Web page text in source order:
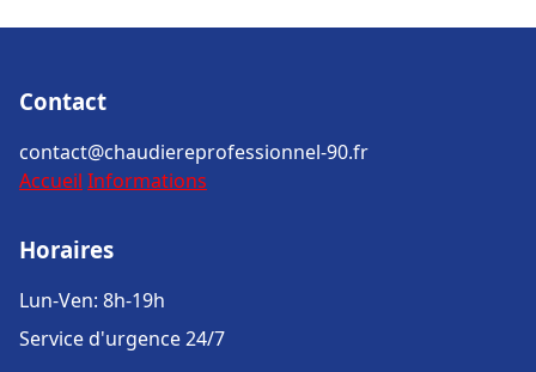
Contact
contact@chaudiereprofessionnel-90.fr
Accueil Informations
Horaires
Lun-Ven: 8h-19h
Service d'urgence 24/7